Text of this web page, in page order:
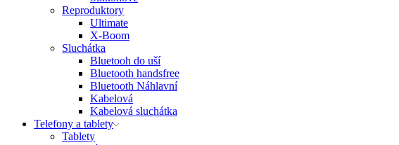
Reproduktory
Ultimate
X-Boom
Sluchátka
Bluetooh do uší
Bluetooth handsfree
Bluetooth Náhlavní
Kabelová
Kabelová sluchátka
Telefony a tablety
Tablety